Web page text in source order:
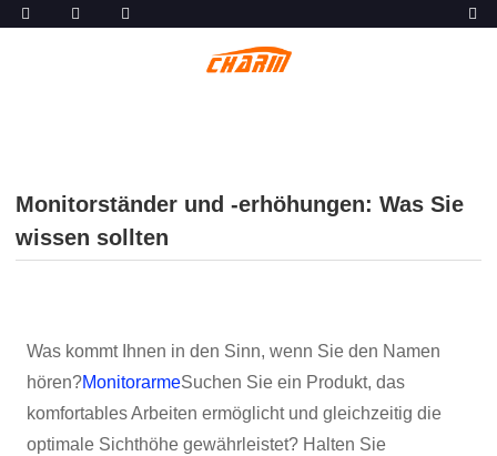
Monitorständer und -erhöhungen: Was Sie
wissen sollten
Was kommt Ihnen in den Sinn, wenn Sie den Namen
hören?MonitorarmeSuchen Sie ein Produkt, das
komfortables Arbeiten ermöglicht und gleichzeitig die
optimale Sichthöhe gewährleistet? Halten Sie